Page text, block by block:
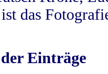
das
Einträge